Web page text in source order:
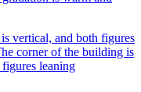
vertical, and both figures
corner of the building is
leaning